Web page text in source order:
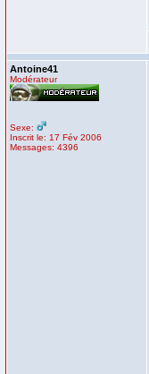
Antoine41
Modérateur
Sexe:
Inscrit le: 17 Fév 2006
Messages: 4396